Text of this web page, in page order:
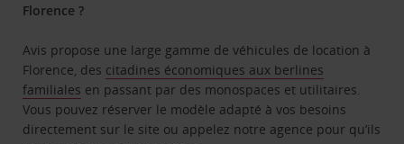
Florence ?
Avis propose une large gamme de véhicules de location à
Florence, des citadines économiques aux berlines
familiales en passant par des monospaces et utilitaires.
Vous pouvez réserver le modèle adapté à vos besoins
directement sur le site ou appelez notre agence pour qu’ils